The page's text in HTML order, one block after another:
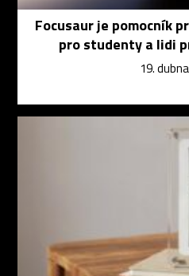
Focusaur je pomocník
pro studenty a lidi
19.